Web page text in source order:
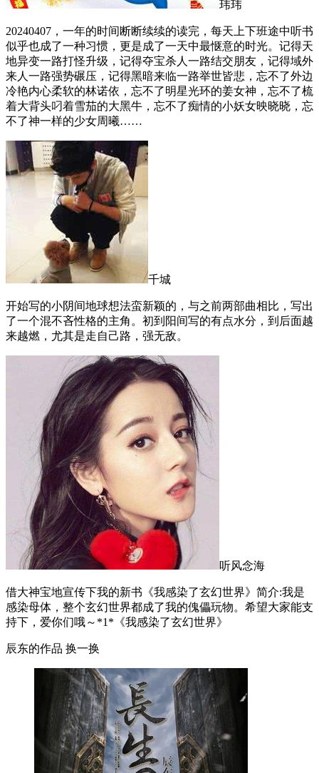
玮玮
20240407，一年的时间断断续续的读完，每天上下班途中听书
似乎也成了一种习惯，更是成了一天中最惬意的时光。记得天
地异变一路打怪升级，记得夺宝杀人一路结交朋友，记得域外
来人一路强势碾压，记得黑暗来临一路举世皆悲，忘不了外边
冷艳内心柔软的林诺依，忘不了明星光环的姜女神，忘不了梳
着大背头叼着雪茄的大黑牛，忘不了痴情的小妖女映晓晓，忘
不了神一样的少女周曦……
千城
开始写的小阴间地球想法蛮新颖的，与之前两部曲相比，写出
了一个混不吝性格的主角。初到阳间写的有点水分，到后面越
来越燃，尤其是走自己路，强无敌。
听风念海
借大神宝地宣传下我的新书《我感染了玄幻世界》简介:我是
感染母体，整个玄幻世界都成了我的傀儡玩物。希望大家能支
持下，爱你们哦～*1*《我感染了玄幻世界》
辰东的作品 换一换